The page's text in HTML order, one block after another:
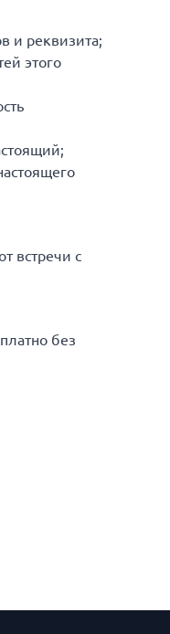
и реквизита;
этого
встречи с
без